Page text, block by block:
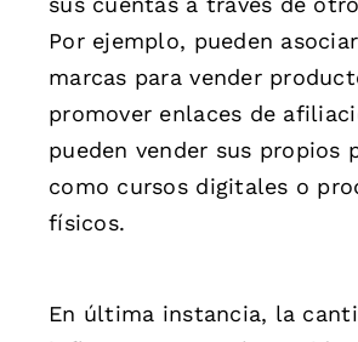
Por ejemplo, pueden
marcas para vender
promover enlaces de
pueden vender sus propios
como cursos digitales o
físicos.
En última instancia, la